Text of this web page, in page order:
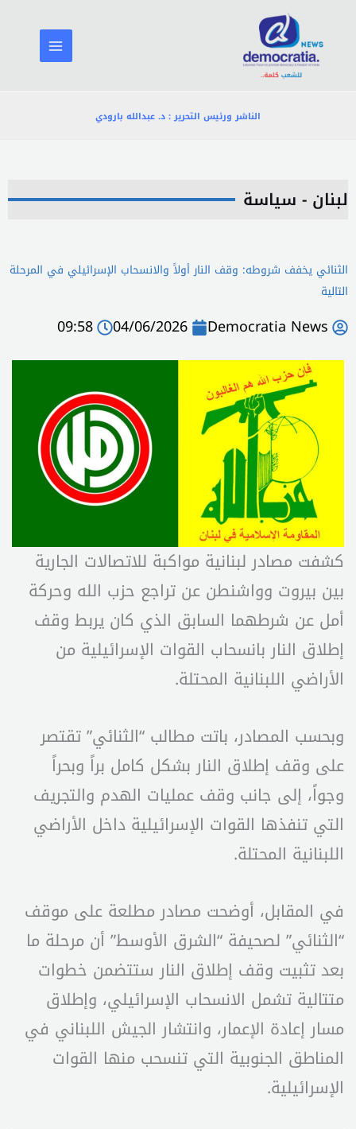
المحتوى
الناشر ورئيس التحرير : د. عبدالله بارودي
لبنان - سياسة
الثنائي يخفف شروطه: وقف النار أولاً والانسحاب الإسرائيلي في المرحلة
التالية
Democratia News
04/06/2026
09:58
كشفت مصادر لبنانية مواكبة للاتصالات الجارية
بين بيروت وواشنطن عن تراجع حزب الله وحركة
أمل عن شرطهما السابق الذي كان يربط وقف
إطلاق النار بانسحاب القوات الإسرائيلية من
الأراضي اللبنانية المحتلة.
وبحسب المصادر، باتت مطالب “الثنائي” تقتصر
على وقف إطلاق النار بشكل كامل براً وبحراً
وجواً، إلى جانب وقف عمليات الهدم والتجريف
التي تنفذها القوات الإسرائيلية داخل الأراضي
اللبنانية المحتلة.
في المقابل، أوضحت مصادر مطلعة على موقف
“الثنائي” لصحيفة “الشرق الأوسط” أن مرحلة ما
بعد تثبيت وقف إطلاق النار ستتضمن خطوات
متتالية تشمل الانسحاب الإسرائيلي، وإطلاق
مسار إعادة الإعمار، وانتشار الجيش اللبناني في
المناطق الجنوبية التي تنسحب منها القوات
الإسرائيلية.